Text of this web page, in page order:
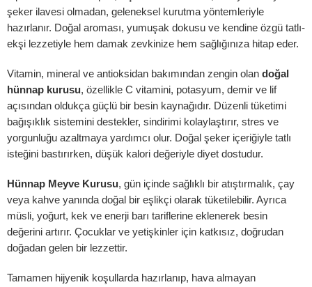
şeker ilavesi olmadan, geleneksel kurutma yöntemleriyle
hazırlanır. Doğal aroması, yumuşak dokusu ve kendine özgü tatlı-
ekşi lezzetiyle hem damak zevkinize hem sağlığınıza hitap eder.
Vitamin, mineral ve antioksidan bakımından zengin olan doğal
hünnap kurusu, özellikle C vitamini, potasyum, demir ve lif
açısından oldukça güçlü bir besin kaynağıdır. Düzenli tüketimi
bağışıklık sistemini destekler, sindirimi kolaylaştırır, stres ve
yorgunluğu azaltmaya yardımcı olur. Doğal şeker içeriğiyle tatlı
isteğini bastırırken, düşük kalori değeriyle diyet dostudur.
Hünnap Meyve Kurusu, gün içinde sağlıklı bir atıştırmalık, çay
veya kahve yanında doğal bir eşlikçi olarak tüketilebilir. Ayrıca
müsli, yoğurt, kek ve enerji barı tariflerine eklenerek besin
değerini artırır. Çocuklar ve yetişkinler için katkısız, doğrudan
doğadan gelen bir lezzettir.
Tamamen hijyenik koşullarda hazırlanıp, hava almayan
ekle
göndermek için %1$slogged'a %2$s giriş yapmış olmanız
Log In